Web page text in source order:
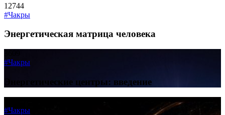
12744
#Чакры
Энергетическая матрица человека
#Чакры
Энергетические центры: введение
#Чакры